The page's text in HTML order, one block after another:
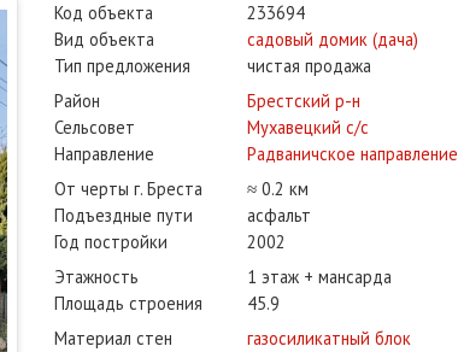
Код объекта
233694
Вид объекта
садовый домик (дача)
Тип предложения
чистая продажа
Район
Брестский р-н
Сельсовет
Мухавецкий с/с
Направление
Радваничское направление
От черты г. Бреста
≈ 0.2 км
Подъездные пути
асфальт
Год постройки
2002
Этажность
1 этаж + мансарда
Площадь строения
45.9
Материал стен
газосиликатный блок